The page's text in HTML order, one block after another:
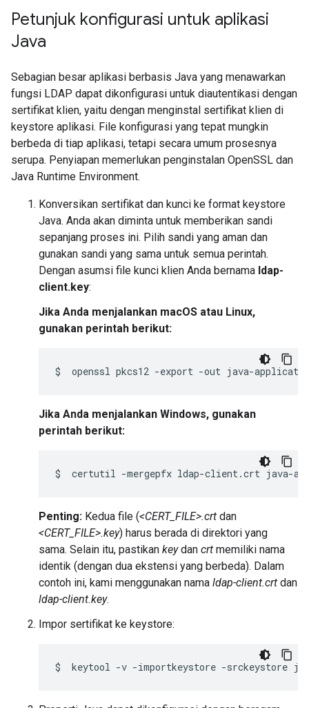
Petunjuk konfigurasi untuk aplikasi
Java
Sebagian besar aplikasi berbasis Java yang menawarkan
fungsi LDAP dapat dikonfigurasi untuk diautentikasi dengan
sertifikat klien, yaitu dengan menginstal sertifikat klien di
keystore aplikasi. File konfigurasi yang tepat mungkin
berbeda di tiap aplikasi, tetapi secara umum prosesnya
serupa. Penyiapan memerlukan penginstalan OpenSSL dan
Java Runtime Environment.
Konversikan sertifikat dan kunci ke format keystore
Java. Anda akan diminta untuk memberikan sandi
sepanjang proses ini. Pilih sandi yang aman dan
gunakan sandi yang sama untuk semua perintah.
Dengan asumsi file kunci klien Anda bernama ldap-
client.key:
Jika Anda menjalankan macOS atau Linux,
gunakan perintah berikut:
$ openssl pkcs12 -export -out java-
Jika Anda menjalankan Windows, gunakan
perintah berikut:
$ certutil -mergepfx ldap-client.crt
Penting: Kedua file (<CERT_FILE>.crt dan
<CERT_FILE>.key) harus berada di direktori yang
sama. Selain itu, pastikan keydan crt memiliki nama
identik (dengan dua ekstensi yang berbeda). Dalam
contoh ini, kami menggunakan nama ldap-client.crt dan
ldap-client.key.
Impor sertifikat ke keystore:
$ keytool -v -importkeystore -srckeystore